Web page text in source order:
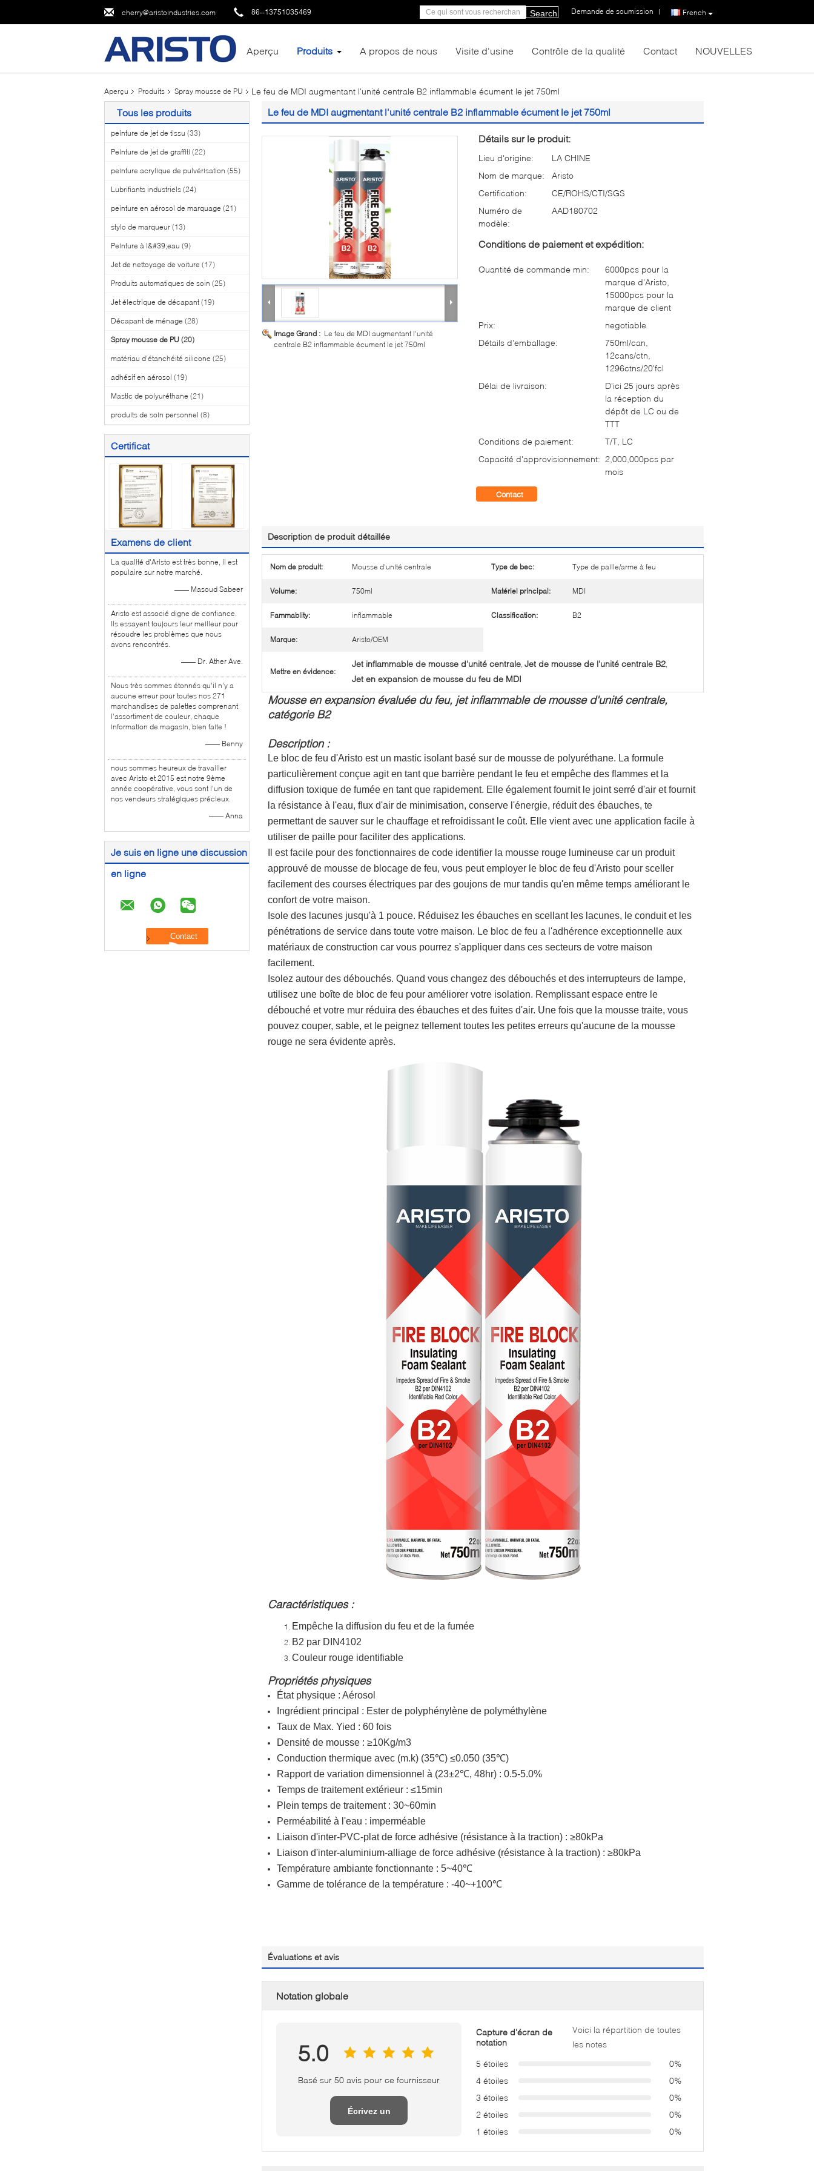
cherry@aristoindustries.com 86--13751035469 French
Demande de soumission |
Search
Aperçu Produits A propos de nous Visite d'usine Contrôle de la qualité Contact NOUVELLES
Aperçu Produits Spray mousse de PU Le feu de MDI augmentant l'unité centrale B2 inflammable écument le jet 750ml
Tous les produits
peinture de jet de tissu (33)
Peinture de jet de graffiti (22)
peinture acrylique de pulvérisation (55)
Lubrifiants industriels (24)
peinture en aérosol de marquage (21)
stylo de marqueur (13)
Peinture à l&#39;eau (9)
Jet de nettoyage de voiture (17)
Produits automatiques de soin (25)
Jet électrique de décapant (19)
Décapant de ménage (28)
Spray mousse de PU (20)
matériau d'étanchéité silicone (25)
adhésif en aérosol (19)
Mastic de polyuréthane (21)
produits de soin personnel (8)
Certificat
Examens de client
La qualité d'Aristo est très bonne, il est
populaire sur notre marché.
—— Masoud Sabeer
Aristo est associé digne de confiance.
Ils essayent toujours leur meilleur pour
résoudre les problèmes que nous
avons rencontrés.
—— Dr. Ather Ave.
Nous très sommes étonnés qu'il n'y a
aucune erreur pour toutes nos 271
marchandises de palettes comprenant
l'assortiment de couleur, chaque
information de magasin, bien faite !
—— Benny
nous sommes heureux de travailler
avec Aristo et 2015 est notre 9ème
année coopérative, vous sont l'un de
nos vendeurs stratégiques précieux.
—— Anna
Je suis en ligne une discussion
en ligne
Le feu de MDI augmentant l'unité centrale B2 inflammable écument le jet 750ml
Image Grand : Le feu de MDI augmentant l'unité
centrale B2 inflammable écument le jet 750ml
Détails sur le produit:
Lieu d'origine:
LA CHINE
Nom de marque:
Aristo
Certification:
CE/ROHS/CTI/SGS
Numéro de
modèle:
AAD180702
Conditions de paiement et expédition:
Quantité de commande min:
6000pcs pour la
marque d'Aristo,
15000pcs pour la
marque de client
Prix:
negotiable
Détails d'emballage:
750ml/can,
12cans/ctn,
1296ctns/20'fcl
Délai de livraison:
D'ici 25 jours après
la réception du
dépôt de LC ou de
TTT
Conditions de paiement:
T/T, LC
Capacité d'approvisionnement: 2,000,000pcs par
mois
Contact
Description de produit détaillée
Nom de produit: Mousse d'unité centrale Type de bec: Type de paille/arme à feu
Volume: 750ml Matériel principal: MDI
Fammablity: inflammable Classification: B2
Marque: Aristo/OEM
Mettre en évidence:
Jet inflammable de mousse d'unité centrale, Jet de mousse de l'unité centrale B2,
Jet en expansion de mousse du feu de MDI
Mousse en expansion évaluée du feu, jet inflammable de mousse d'unité centrale,
catégorie B2
Description :
Le bloc de feu d'Aristo est un mastic isolant basé sur de mousse de polyuréthane. La formule
particulièrement conçue agit en tant que barrière pendant le feu et empêche des flammes et la
diffusion toxique de fumée en tant que rapidement. Elle également fournit le joint serré d'air et fournit
la résistance à l'eau, flux d'air de minimisation, conserve l'énergie, réduit des ébauches, te
permettant de sauver sur le chauffage et refroidissant le coût. Elle vient avec une application facile à
utiliser de paille pour faciliter des applications.
Il est facile pour des fonctionnaires de code identifier la mousse rouge lumineuse car un produit
approuvé de mousse de blocage de feu, vous peut employer le bloc de feu d'Aristo pour sceller
facilement des courses électriques par des goujons de mur tandis qu'en même temps améliorant le
confort de votre maison.
Isole des lacunes jusqu'à 1 pouce. Réduisez les ébauches en scellant les lacunes, le conduit et les
pénétrations de service dans toute votre maison. Le bloc de feu a l'adhérence exceptionnelle aux
matériaux de construction car vous pourrez s'appliquer dans ces secteurs de votre maison
facilement.
Isolez autour des débouchés. Quand vous changez des débouchés et des interrupteurs de lampe,
utilisez une boîte de bloc de feu pour améliorer votre isolation. Remplissant espace entre le
débouché et votre mur réduira des ébauches et des fuites d'air. Une fois que la mousse traite, vous
pouvez couper, sable, et le peignez tellement toutes les petites erreurs qu'aucune de la mousse
rouge ne sera évidente après.
Caractéristiques :
Empêche la diffusion du feu et de la fumée
B2 par DIN4102
Couleur rouge identifiable
Propriétés physiques
État physique : Aérosol
Ingrédient principal : Ester de polyphénylène de polyméthylène
Taux de Max. Yied : 60 fois
Densité de mousse : ≥10Kg/m3
Conduction thermique avec (m.k) (35℃) ≤0.050 (35℃)
Rapport de variation dimensionnel à (23±2℃, 48hr) : 0.5-5.0%
Temps de traitement extérieur : ≤15min
Plein temps de traitement : 30~60min
Perméabilité à l'eau : imperméable
Liaison d'inter-PVC-plat de force adhésive (résistance à la traction) : ≥80kPa
Liaison d'inter-aluminium-alliage de force adhésive (résistance à la traction) : ≥80kPa
Température ambiante fonctionnante : 5~40℃
Gamme de tolérance de la température : -40~+100℃
Évaluations et avis
Notation globale
5.0
Basé sur 50 avis pour ce fournisseur
Écrivez un
Capture d'écran de
notation
Voici la répartition de toutes
les notes
5 étoiles
0%
4 étoiles
0%
3 étoiles
0%
2 étoiles
0%
1 étoiles
0%